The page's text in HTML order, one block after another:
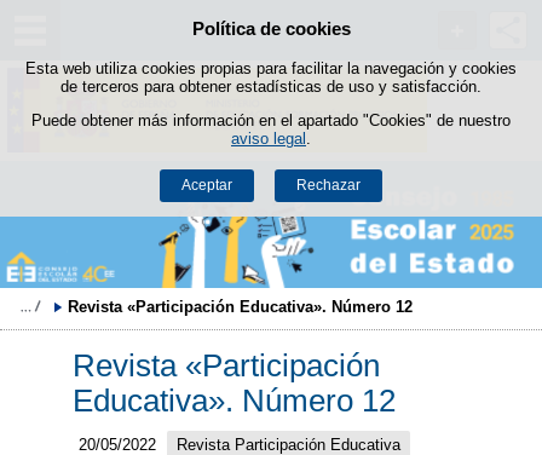
Política de cookies
Esta web utiliza cookies propias para facilitar la navegación y cookies
de terceros para obtener estadísticas de uso y satisfacción.
Puede obtener más información en el apartado "Cookies" de nuestro
aviso legal
Aceptar Rechazar
Saltar al contenido
Revista «Participación Educativa». Número 12
Revista «Participación
Educativa». Número 12
20/05/2022 Revista Participación Educativa